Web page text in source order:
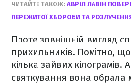
ЧИТАЙТЕ ТАКОЖ: АВРІЛ ЛАВІН
ПЕРЕЖИТОЇ ХВОРОБИ ТА
Проте зовнішній вигляд
прихильників. Помітно,
кілька зайвих кілограмів.
святкування вона обрала